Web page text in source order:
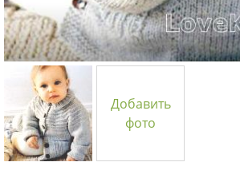
Добавить
фото